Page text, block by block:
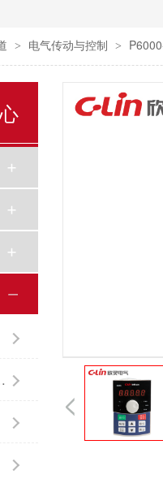
器
> 电气传动与控制 >
PLC）